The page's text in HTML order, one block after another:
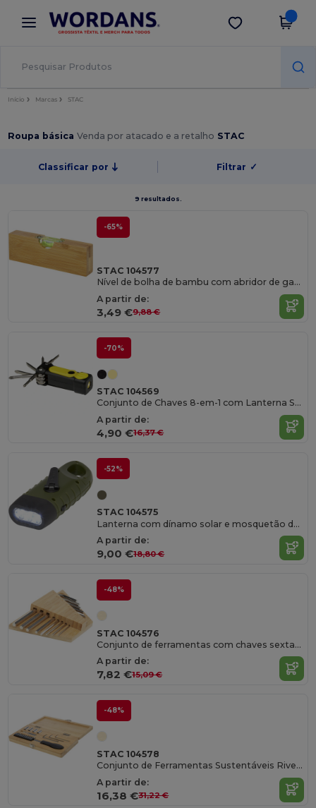
× App Wordans
Melhores preços na app!
Obter app
Início Marcas STAC
Roupa básicaVenda por atacado e a retalho STAC
Classificar por Filtrar ✓
9 resultados.
-65%
STAC 104577
Nível de bolha de bambu com abridor de garrafas "Flush"
A partir de:
3,49 €9,88 €
-70%
STAC 104569
Conjunto de Chaves 8-em-1 com Lanterna Sustentável
A partir de:
4,90 €16,37 €
-52%
STAC 104575
Lanterna com dínamo solar e mosquetão de plástico reciclado "Helios"
A partir de:
9,00 €18,80 €
-48%
STAC 104576
Conjunto de ferramentas com chaves sextavadas em bamboo "Allen"
A partir de:
7,82 €15,09 €
-48%
STAC 104578
Conjunto de Ferramentas Sustentáveis Rivet 19 Peças
A partir de:
16,38 €31,22 €